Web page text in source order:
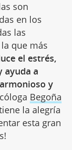
son
en los
las
que más
el estrés,
ayuda a
y
Begoña
la alegría
esta gran